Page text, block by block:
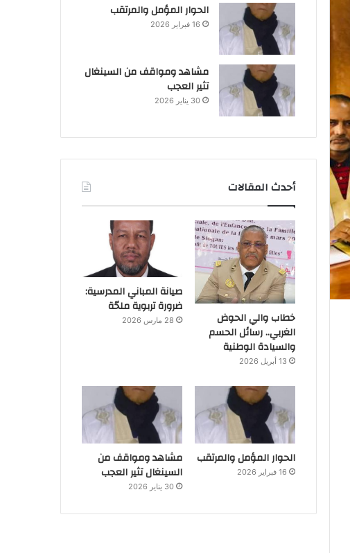
الحوار المؤمل والمرتقب
16 فبراير 2026
مشاهد ومواقف من السينغال
تثير العجب
30 يناير 2026
أحدث المقالات
خطاب والي الحوض
الغربي.. رسائل الحسم
والسيادة الوطنية
13 أبريل 2026
صيانة المباني المدرسية:
ضرورة تربوية ملحّة
28 مارس 2026
الحوار المؤمل والمرتقب
16 فبراير 2026
مشاهد ومواقف من
السينغال تثير العجب
30 يناير 2026